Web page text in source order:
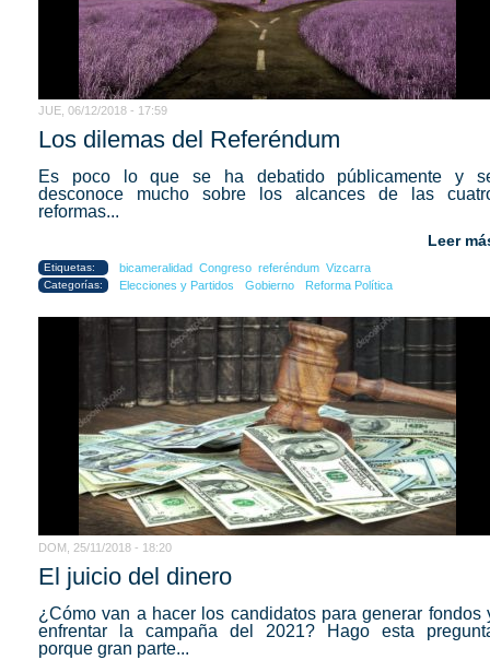
JUE, 06/12/2018 - 17:59
Los dilemas del Referéndum
Es poco lo que se ha debatido públicamente y
desconoce mucho sobre los alcances de las
reformas...
Leer
Etiquetas: bicameralidad Congreso referéndum Vizcarra
Categorías: Elecciones y Partidos Gobierno Reforma Política
DOM, 25/11/2018 - 18:20
El juicio del dinero
¿Cómo van a hacer los candidatos para generar fondos
enfrentar la campaña del 2021? Hago esta
porque gran parte...